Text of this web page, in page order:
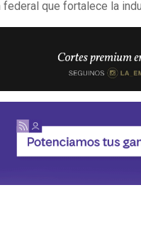
federal que fortalece la